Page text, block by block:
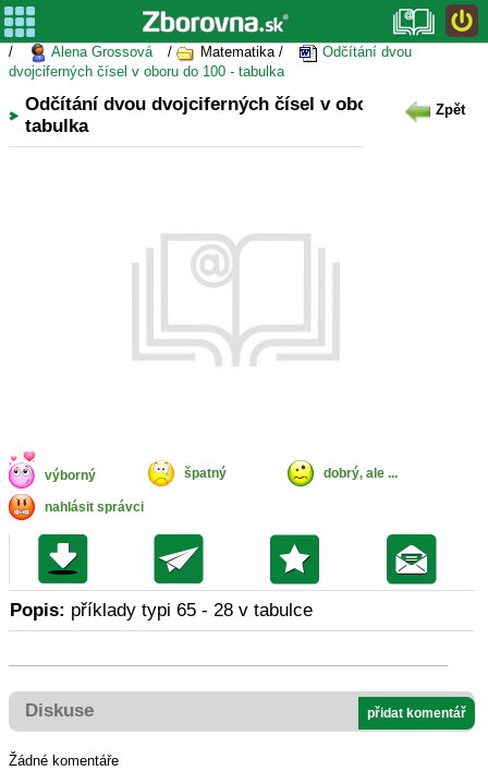
/ Alena Grossová / Matematika /
Odčítání dvou
dvojciferných čísel v oboru do 100 - tabulka
Odčítání dvou dvojciferných čísel v oboru do 100 -
tabulka
Zpět
výborný špatný dobrý, ale ...
nahlásit správci
Popis: příklady typi 65 - 28 v tabulce
Diskuse přidat komentář
Žádné komentáře